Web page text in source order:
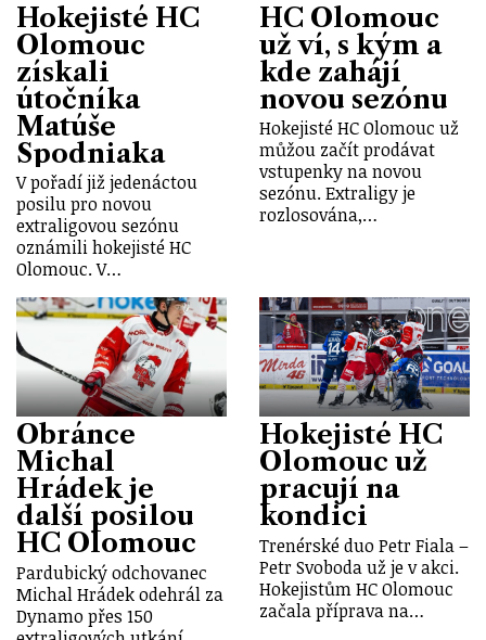
Hokejisté HC
Olomouc
získali
útočníka
Matúše
Spodniaka
V pořadí již jedenáctou
posilu pro novou
extraligovou sezónu
oznámili hokejisté HC
Olomouc. V…
HC Olomouc
už ví, s kým a
kde zahájí
novou sezónu
Hokejisté HC Olomouc už
můžou začít prodávat
vstupenky na novou
sezónu. Extraligy je
rozlosována,…
Obránce
Michal
Hrádek je
další posilou
HC Olomouc
Pardubický odchovanec
Michal Hrádek odehrál za
Dynamo přes 150
Hokejisté HC
Olomouc už
pracují na
kondici
Trenérské duo Petr Fiala –
Petr Svoboda už je v akci.
Hokejistům HC Olomouc
začala příprava na…